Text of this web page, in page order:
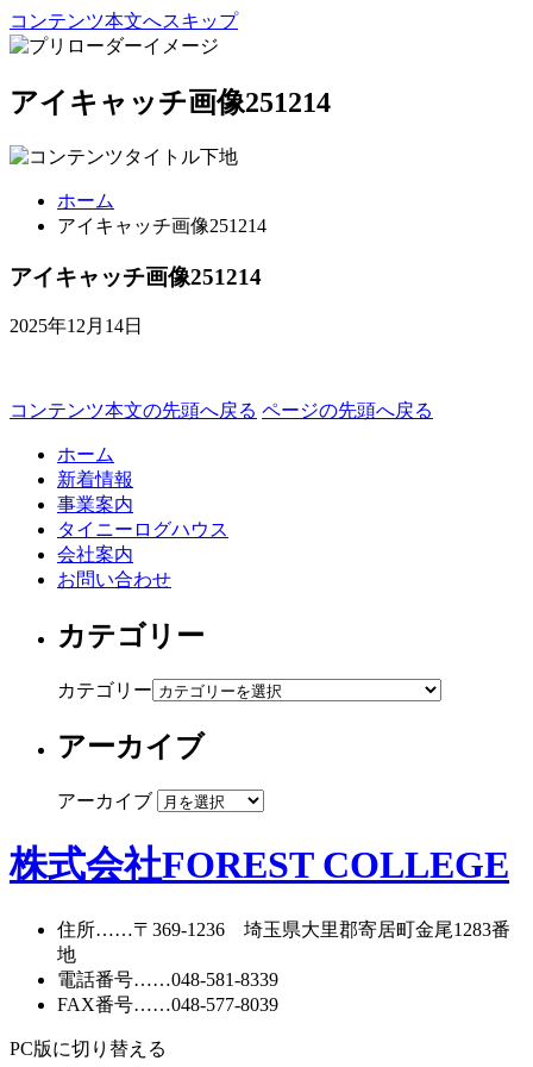
コンテンツ本文へスキップ
アイキャッチ画像251214
ホーム
アイキャッチ画像251214
アイキャッチ画像251214
2025年12月14日
コンテンツ本文の先頭へ戻る ページの先頭へ戻る
ホーム
新着情報
事業案内
タイニーログハウス
会社案内
お問い合わせ
カテゴリー
カテゴリー
アーカイブ
アーカイブ
株式会社FOREST COLLEGE
住所……〒369-1236 埼玉県大里郡寄居町金尾1283番
地
電話番号……048-581-8339
FAX番号……048-577-8039
PC版に切り替える